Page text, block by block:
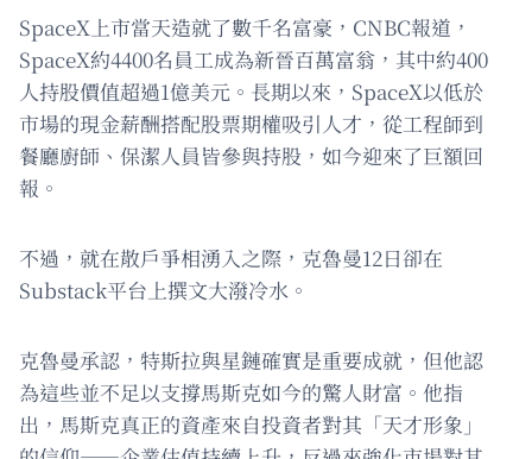
SpaceX上市當天造就了數千名富豪，CNBC報道，
SpaceX約4400名員工成為新晉百萬富翁，其中約400
人持股價值超過1億美元。長期以來，SpaceX以低於
市場的現金薪酬搭配股票期權吸引人才，從工程師到
餐廳廚師、保潔人員皆參與持股，如今迎來了巨額回
報。
不過，就在散戶爭相湧入之際，克魯曼12日卻在
Substack平台上撰文大潑冷水。
克魯曼承認，特斯拉與星鏈確實是重要成就，但他認
為這些並不足以支撐馬斯克如今的驚人財富。他指
出，馬斯克真正的資產來自投資者對其「天才形象」